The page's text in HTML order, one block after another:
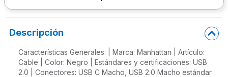
Descripción
Características Generales: | Marca: Manhattan | Artículo:
Cable | Color: Negro | Estándares y certificaciones: USB
2.0 | Conectores: USB C Macho, USB 2.0 Macho estándar